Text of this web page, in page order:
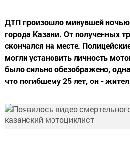
ДТП произошло минувшей ночью
города Казани. От полученных
скончался на месте.
могли установить личность
было сильно обезображено,
что погибшему 25 лет, он -